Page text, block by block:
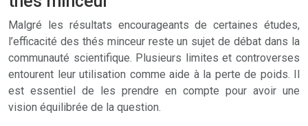
Malgré les résultats encourageants de certaines études,
l’efficacité des thés minceur reste un sujet de débat dans la
communauté scientifique. Plusieurs limites et controverses
entourent leur utilisation comme aide à la perte de poids. Il
est essentiel de les prendre en compte pour avoir une
vision équilibrée de la question.